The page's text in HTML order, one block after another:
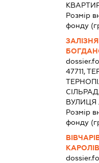
Розмір
фонду
47711,
ВУЛИЦЯ
Розмір
фонду